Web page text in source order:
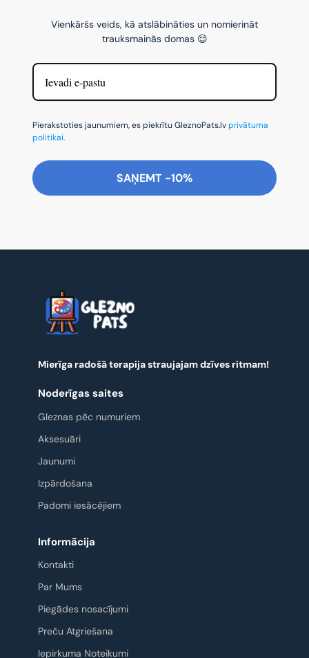
Vienkāršs veids, kā atslābināties un nomierināt
trauksmainās domas 😌
Pierakstoties jaunumiem, es piekrītu GleznoPats.lvprivātuma
politikai.
SAŅEMT -10%
Mierīga radošā terapija straujajam dzīves ritmam!
Noderīgas saites
Gleznas pēc numuriem
Aksesuāri
Jaunumi
Izpārdošana
Padomi iesācējiem
Informācija
Kontakti
Par Mums
Piegādes nosacījumi
Preču Atgriešana
Iepirkuma Noteikumi